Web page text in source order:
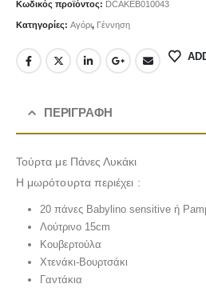
Λούτρινο Λευκό 35εκ (€25.00)
Λούτρινο Ροζ 35εκ
Ροζ Ελεφαντάκι 21 εκ (€18.00)
Λούτρινο Μπεζ 35εκ(€25.00)
Λούτρινο Κόκκινο 35εκ
Κωδικός προϊόντος: DCAKEB010043
Κατηγορίες: Αγόρι, Γέννηση
ΠΕΡΙΓΡΑΦΉ
Τούρτα με Πάνες Λυκάκι
Η μωρότουρτα περιέχει :
20 πάνες Babylino sensitive ή
Λούτρινο 15cm
Κουβερτούλα
Χτενάκι-Βουρτσάκι
Γαντάκια